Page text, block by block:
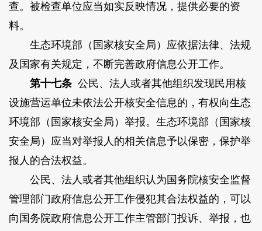
查。被检查单位应当如实反映情况，提供必要的资
料。
生态环境部（国家核安全局）应依据法律、法规
及国家有关规定，不断完善政府信息公开工作。
第十七条公民、法人或者其他组织发现民用核
设施营运单位未依法公开核安全信息的，有权向生态
环境部（国家核安全局）举报。生态环境部（国家核
安全局）应当对举报人的相关信息予以保密，保护举
报人的合法权益。
公民、法人或者其他组织认为国务院核安全监督
管理部门政府信息公开工作侵犯其合法权益的，可以
向国务院政府信息公开工作主管部门投诉、举报，也